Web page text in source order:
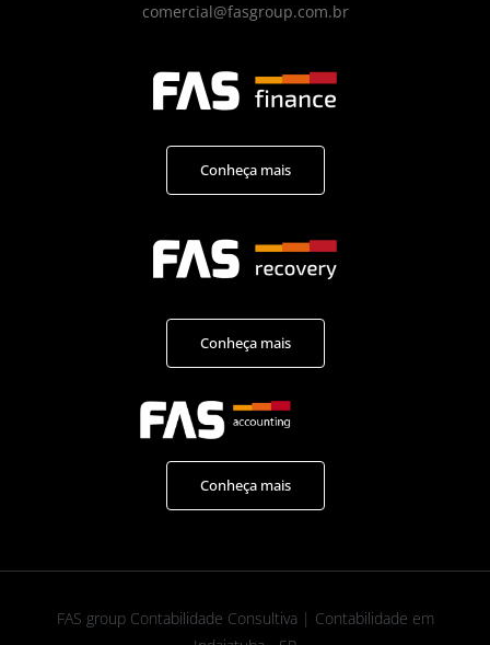
comercial@fasgroup.com.br
Conheça mais
Conheça mais
Conheça mais
FAS group Contabilidade Consultiva | Contabilidade em